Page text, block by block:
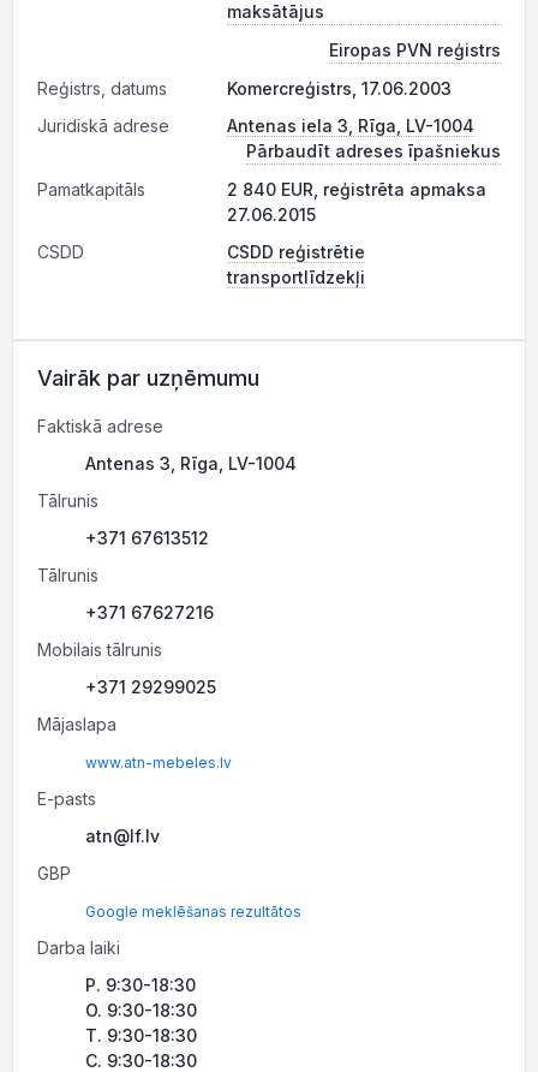
maksātājus
Eiropas PVN reģistrs
Reģistrs, datums
Komercreģistrs, 17.06.2003
Juridiskā adrese
Antenas iela 3, Rīga, LV-1004
Pārbaudīt adreses īpašniekus
Pamatkapitāls
2 840 EUR, reģistrēta apmaksa
27.06.2015
CSDD
CSDD reģistrētie
transportlīdzekļi
Vairāk par uzņēmumu
Faktiskā adrese
Antenas 3, Rīga, LV-1004
Tālrunis
+371 67613512
Tālrunis
+371 67627216
Mobilais tālrunis
+371 29299025
Mājaslapa
www.atn-mebeles.lv
E-pasts
atn@lf.lv
GBP
Google meklēšanas rezultātos
Darba laiki
P. 9:30-18:30
O. 9:30-18:30
T. 9:30-18:30
C. 9:30-18:30